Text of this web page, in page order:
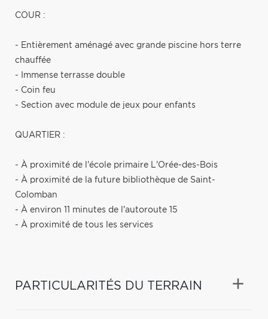
COUR :
- Entièrement aménagé avec grande piscine hors terre
chauffée
- Immense terrasse double
- Coin feu
- Section avec module de jeux pour enfants
QUARTIER :
- À proximité de l'école primaire L'Orée-des-Bois
- À proximité de la future bibliothèque de Saint-
Colomban
- À environ 11 minutes de l'autoroute 15
- À proximité de tous les services
PARTICULARITÉS DU TERRAIN